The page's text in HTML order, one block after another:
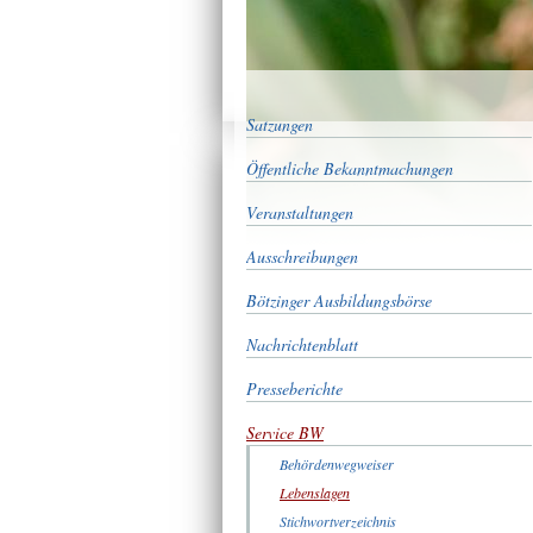
Satzungen
Öffentliche Bekanntmachungen
Veranstaltungen
Ausschreibungen
Bötzinger Ausbildungsbörse
Nachrichtenblatt
Presseberichte
Service BW
Behördenwegweiser
Lebenslagen
Stichwortverzeichnis